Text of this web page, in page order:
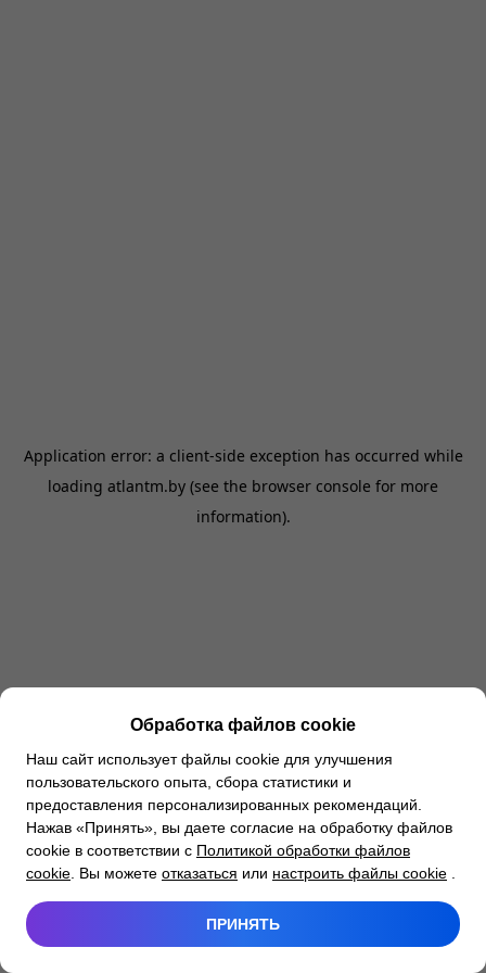
Application error: a client-side exception has occurred while
loading atlantm.by (see the browser console for more
information).
Обработка файлов cookie
Наш сайт использует файлы cookie для улучшения
пользовательского опыта, сбора статистики и
предоставления персонализированных рекомендаций.
Нажав «Принять», вы даете согласие на обработку файлов
cookie в соответствии с Политикой обработки файлов
cookie . Вы можете отказаться или настроить файлы cookie
ПРИНЯТЬ